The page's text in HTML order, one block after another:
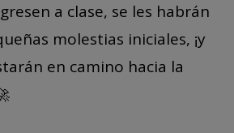
a clase, se les habrán
molestias iniciales, ¡y
en camino hacia la